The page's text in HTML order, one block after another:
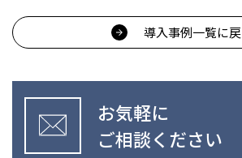
導入事例一覧に
お気軽に
ご相談ください